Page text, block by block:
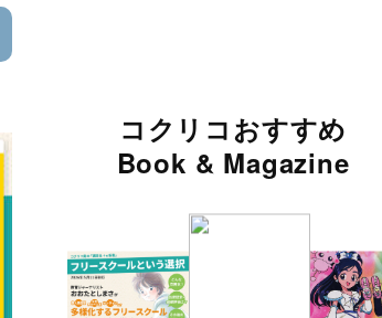
コクリコおすすめ
Book & Magazine